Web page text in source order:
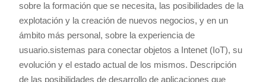
sobre la formación que se necesita, las posibilidades de la
explotación y la creación de nuevos negocios, y en un
ámbito más personal, sobre la experiencia de
usuario.sistemas para conectar objetos a Intenet (IoT), su
evolución y el estado actual de los mismos. Descripción
de las posibilidades de desarrollo de aplicaciones que